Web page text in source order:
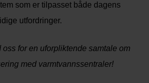
som er tilpasset både dagens
utfordringer.
oss for en uforpliktende samtale om
med varmtvannssentraler!